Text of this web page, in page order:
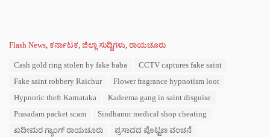
C
Flash News ಕರ್ನಾಟಕ ಜಿಲ್ಲಾ ಸುದ್ದಿಗಳು ರಾಯಚೂರು
Cash gold ring stolen by fake baba
CCTV captures fake saint
Fake saint robbery Raichur
Flower fragrance hypnotism loot
Hypnotic theft Karnataka
Kadeema gang in saint disguise
Prasadam packet scam
Sindhanur medical shop cheating
ಖದೀಮರ ಗ್ಯಾಂಗ್ ರಾಯಚೂರು
ಪ್ರಸಾದದ ಪೊಟ್ಟಣ ವಂಚನೆ